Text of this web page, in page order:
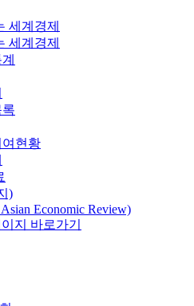
세계경제
세계경제
현황
)
Economic Review)
지 바로가기